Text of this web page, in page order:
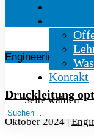
Kontakt
Seite wählen
Engineering
Druckleitung
Oktober 2024|